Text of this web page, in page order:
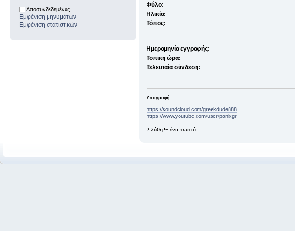
Αποσυνδεδεμένος
Εμφάνιση μηνυμάτων
Εμφάνιση στατιστικών
Φύλο:
Ηλικία:
Τόπος:
Ημερομηνία εγγραφής:
Τοπική ώρα:
Τελευταία σύνδεση:
Υπογραφή:
https://soundcloud.com/greekdude888
https://www.youtube.com/user/panixgr
2 λάθη != ένα σωστό